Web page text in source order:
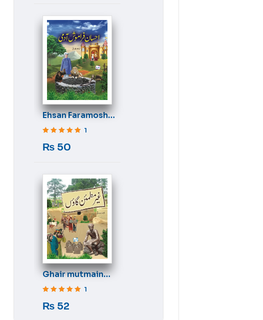
Ehsan Faramosh
Aadmi
1
₨ 50
Ghair mutmain
gaon
1
₨ 52